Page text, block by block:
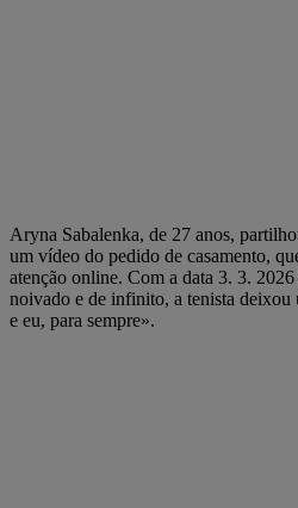
Aryna Sabalenka, de 27 anos,
um vídeo do pedido de casamento,
atenção online. Com a data 3. 3.
noivado e de infinito, a tenista deixou
e eu, para sempre».